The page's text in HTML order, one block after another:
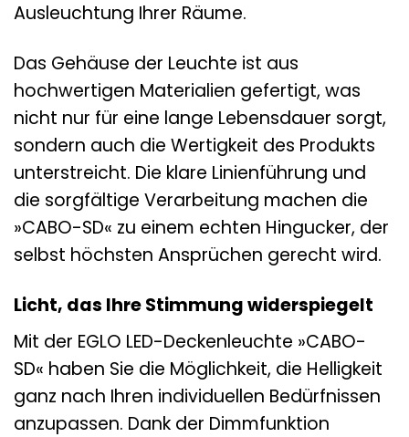
Ausleuchtung Ihrer Räume.
Das Gehäuse der Leuchte ist aus
hochwertigen Materialien gefertigt, was
nicht nur für eine lange Lebensdauer sorgt,
sondern auch die Wertigkeit des Produkts
unterstreicht. Die klare Linienführung und
die sorgfältige Verarbeitung machen die
»CABO-SD« zu einem echten Hingucker, der
selbst höchsten Ansprüchen gerecht wird.
Licht, das Ihre Stimmung widerspiegelt
Mit der EGLO LED-Deckenleuchte »CABO-
SD« haben Sie die Möglichkeit, die Helligkeit
ganz nach Ihren individuellen Bedürfnissen
anzupassen. Dank der Dimmfunktion